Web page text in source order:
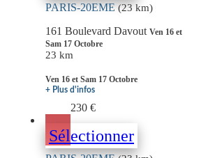
PARIS-20EME(23 km)
161 Boulevard Davout Ven 16 et
Sam 17 Octobre
23 km
Ven 16 et Sam 17 Octobre
+ Plus d'infos
230 €
Sélectionner